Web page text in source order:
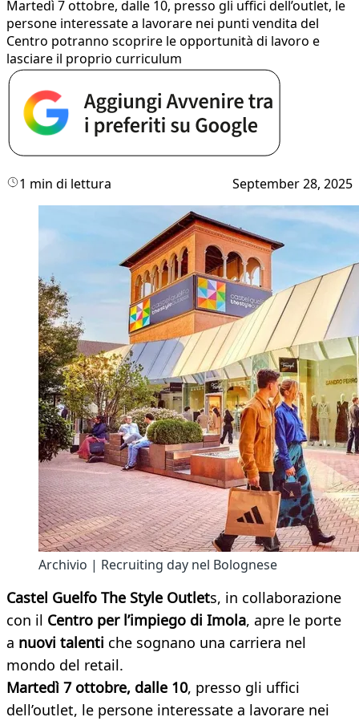
Martedì 7 ottobre, dalle 10, presso gli uffici dell’outlet, le
persone interessate a lavorare nei punti vendita del
Centro potranno scoprire le opportunità di lavoro e
lasciare il proprio curriculum
1 min di lettura September 28, 2025
Archivio | Recruiting day nel Bolognese
Castel Guelfo The Style Outlets, in collaborazione
con il Centro per l’impiego di Imola, apre le porte
a nuovi talenti che sognano una carriera nel
mondo del retail.
Martedì 7 ottobre, dalle 10, presso gli uffici
dell’outlet, le persone interessate a lavorare nei